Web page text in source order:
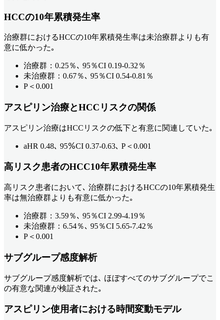
HCCの10年累積発生率
治療群におけるHCCの10年累積発生率は未治療群よりも有
意に低かった｡
治療群：0.25％､ 95％CI 0.19-0.32％
未治療群：0.67％､ 95％CI 0.54-0.81％
P＜0.001
アスピリン治療とHCCリスクの関係
アスピリン治療はHCCリスクの低下と有意に関連していた｡
aHR 0.48､ 95％CI 0.37-0.63､ P＜0.001
高リスク患者のHCC10年累積発生率
高リスク患者において､ 治療群におけるHCCの10年累積発生
率は無治療群よりも有意に低かった｡
治療群：3.59％､ 95％CI 2.99-4.19％
未治療群：6.54％､ 95％CI 5.65-7.42％
P＜0.001
サブグループ感度解析
サブグループ感度解析では､ ほぼすべてのサブグループでこ
の有意な関連が検証された｡
アスピリン使用者における時間変動モデル